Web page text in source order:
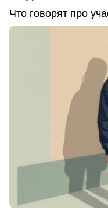
Что говорят про